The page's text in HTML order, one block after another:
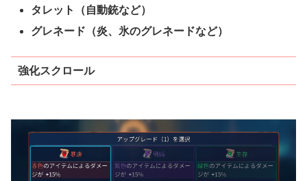
タレット（自動銃など）
グレネード（炎、氷のグレネードなど）
強化スクロール